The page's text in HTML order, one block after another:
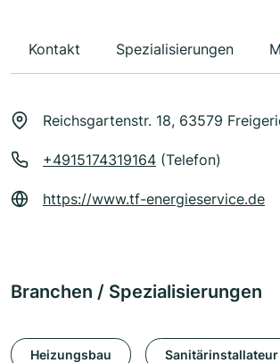
Kontakt Spezialisierungen
Reichsgartenstr. 18, 63579
+4915174319164 (Telefon)
https://www.tf-energieservice.de
Branchen / Spezialisierungen
Heizungsbau Sanitärinstallateur